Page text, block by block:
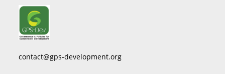
contact@gps-development.org